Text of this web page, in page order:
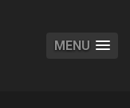
MENU